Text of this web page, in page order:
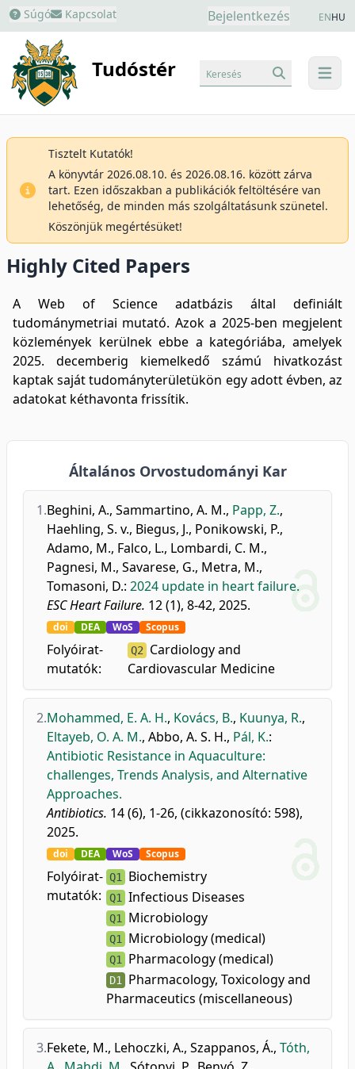
Súgó Kapcsolat Bejelentkezés ENHU
Tudóstér menu
Keresés
Tisztelt Kutatók!
A könyvtár 2026.08.10. és 2026.08.16. között zárva
tart. Ezen időszakban a publikációk feltöltésére van
lehetőség, de minden más szolgáltatásunk szünetel.
Köszönjük megértésüket!
Highly Cited Papers
A Web of Science adatbázis által definiált
tudománymetriai mutató. Azok a 2025-ben megjelent
közlemények kerülnek ebbe a kategóriába, amelyek
2025. decemberig kiemelkedő számú hivatkozást
kaptak saját tudományterületükön egy adott évben, az
adatokat kéthavonta frissítik.
Általános Orvostudományi Kar
1.Beghini, A., Sammartino, A. M., Papp, Z.,
Haehling, S. v., Biegus, J., Ponikowski, P.,
Adamo, M., Falco, L., Lombardi, C. M.,
Pagnesi, M., Savarese, G., Metra, M.,
Tomasoni, D.: 2024 update in heart failure.
ESC Heart Failure. 12 (1), 8-42, 2025.
doi DEA WoS Scopus
Folyóirat-
mutatók:
Q2 Cardiology and
Cardiovascular Medicine
2.Mohammed, E. A. H., Kovács, B., Kuunya, R.,
Eltayeb, O. A. M., Abbo, A. S. H., Pál, K.:
Antibiotic Resistance in Aquaculture:
challenges, Trends Analysis, and Alternative
Approaches.
Antibiotics. 14 (6), 1-26, (cikkazonosító: 598),
2025.
doi DEA WoS Scopus
Folyóirat-
mutatók:
Q1 Biochemistry
Q1 Infectious Diseases
Q1 Microbiology
Q1 Microbiology (medical)
Q1 Pharmacology (medical)
D1
Pharmacology, Toxicology and
Pharmaceutics (miscellaneous)
3.Fekete, M., Lehoczki, A., Szappanos, Á., Tóth,